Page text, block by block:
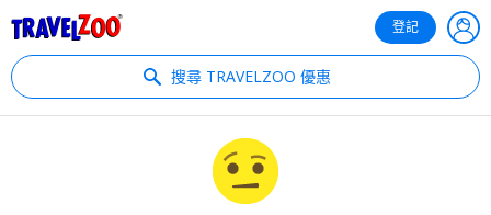
登記
搜尋 TRAVELZOO 優惠